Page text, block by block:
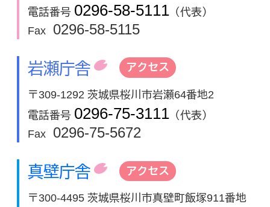
電話番号 0296-58-5111 （代表）
Fax
0296-58-5115
岩瀬庁舎 アクセス
〒309-1292 茨城県桜川市岩瀬64番地2
電話番号 0296-75-3111 （代表）
Fax
0296-75-5672
真壁庁舎 アクセス
〒300-4495 茨城県桜川市真壁町飯塚911番地